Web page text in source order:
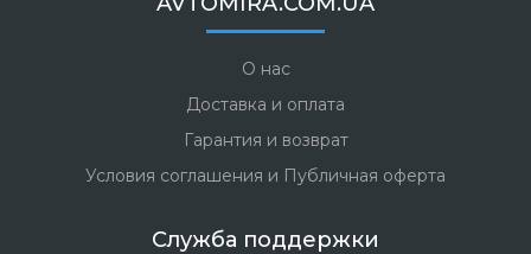
О нас
Доставка и оплата
Гарантия и возврат
Условия соглашения и Публичная оферта
Служба поддержки